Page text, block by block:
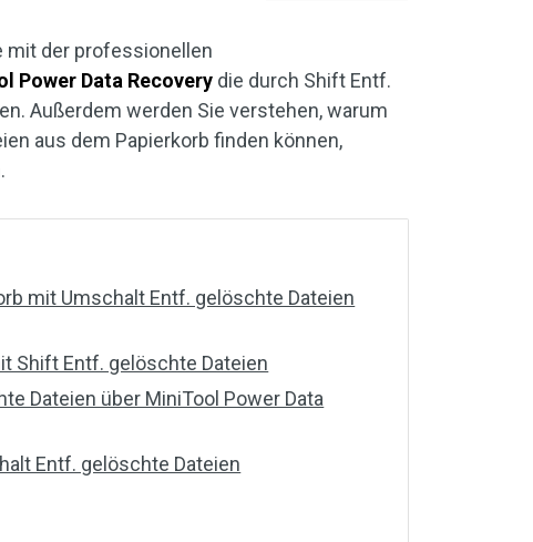
mit der professionellen
Power Data Recovery die durch Shift Entf.
Außerdem werden Sie verstehen, warum
aus dem Papierkorb finden können,
mit Umschalt Entf. gelöschte Dateien
Shift Entf. gelöschte Dateien
Dateien über MiniTool Power Data
Entf. gelöschte Dateien